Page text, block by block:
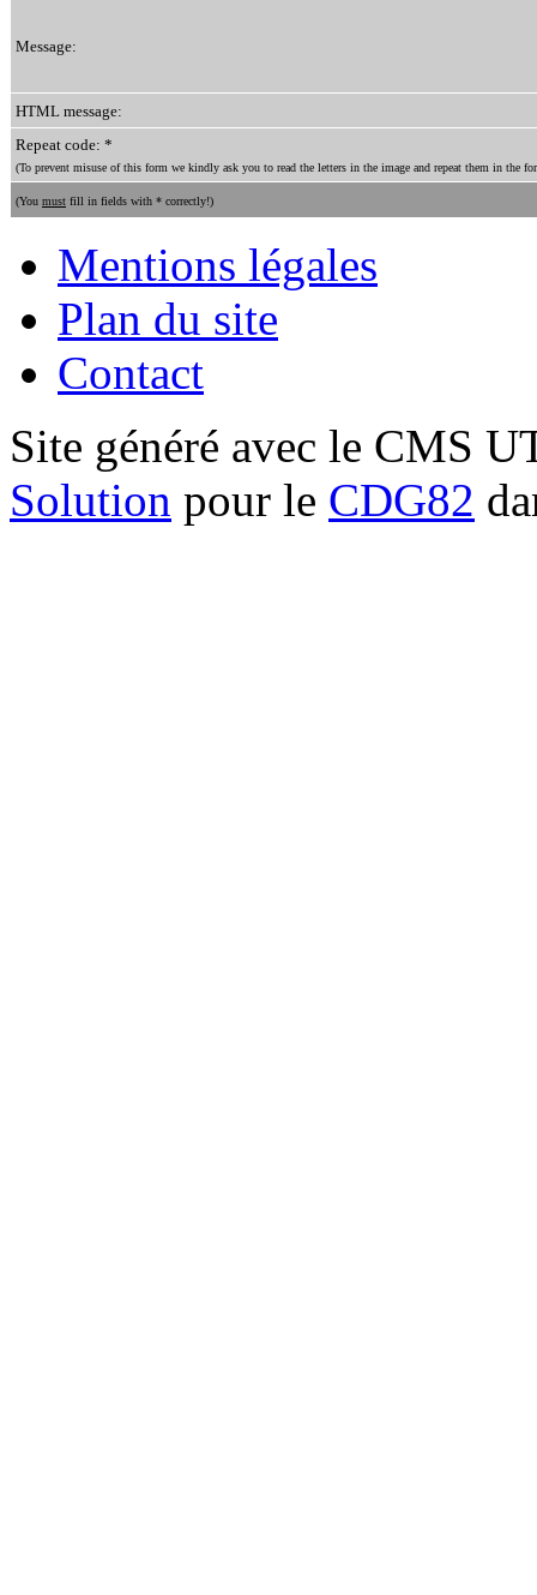
Message:
HTML message:
Repeat code: *
(To prevent misuse of this form we kindly ask you to read the letters in the image and repeat them in the
(You must fill in fields with * correctly!)
Mentions légales
Plan du site
Contact
Site généré avec le CMS
Solution pour le CDG82